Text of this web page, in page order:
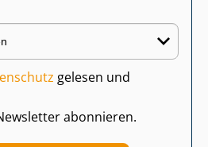
gelesen und
abonnieren.